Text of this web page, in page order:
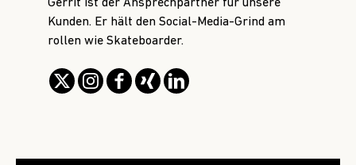
Gerrit ist der Ansprechpartner für unsere
Kunden. Er hält den Social-Media-Grind am
rollen wie Skateboarder.